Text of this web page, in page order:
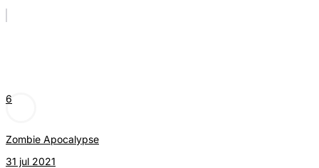
6
Zombie Apocalypse
31 jul 2021